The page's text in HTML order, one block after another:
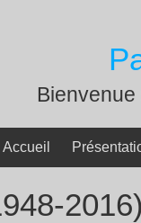
Accueil
2016)